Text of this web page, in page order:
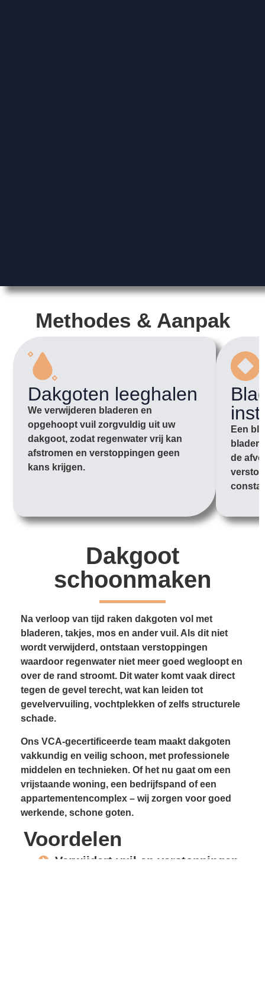
Methodes & Aanpak
Dakgoten leeghalen
We verwijderen bladeren en
opgehoopt vuil zorgvuldig uit uw
dakgoot, zodat regenwater vrij kan
afstromen en verstoppingen geen
kans krijgen.
Een
de
Dakgoot
schoonmaken
Na verloop van tijd raken dakgoten vol met
bladeren, takjes, mos en ander vuil. Als dit niet
wordt verwijderd, ontstaan verstoppingen
waardoor regenwater niet meer goed wegloopt en
over de rand stroomt. Dit water komt vaak direct
tegen de gevel terecht, wat kan leiden tot
gevelvervuiling, vochtplekken of zelfs structurele
schade.
Ons VCA-gecertificeerde team maakt dakgoten
vakkundig en veilig schoon, met professionele
middelen en technieken. Of het nu gaat om een
vrijstaande woning, een bedrijfspand of een
appartementencomplex – wij zorgen voor goed
werkende, schone goten.
Voordelen
Verwijdert vuil en verstoppingen